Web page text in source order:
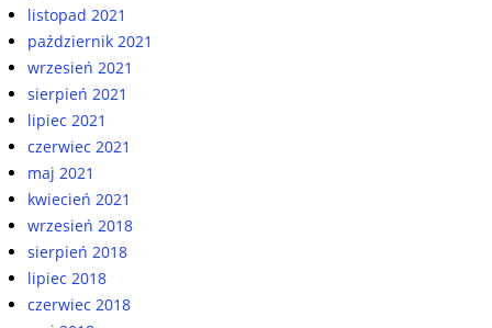
listopad 2021
październik 2021
wrzesień 2021
sierpień 2021
lipiec 2021
czerwiec 2021
maj 2021
kwiecień 2021
wrzesień 2018
sierpień 2018
lipiec 2018
czerwiec 2018